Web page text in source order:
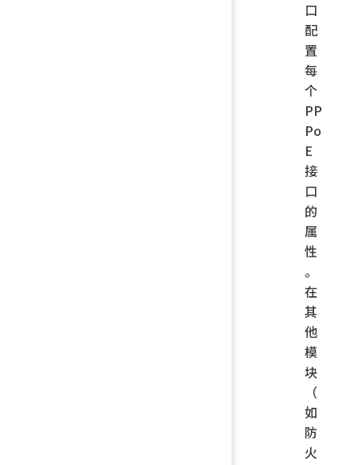
口
配
置
每
个
PP
Po
E
接
口
的
属
性
。
在
其
他
模
块
（
如
防
火